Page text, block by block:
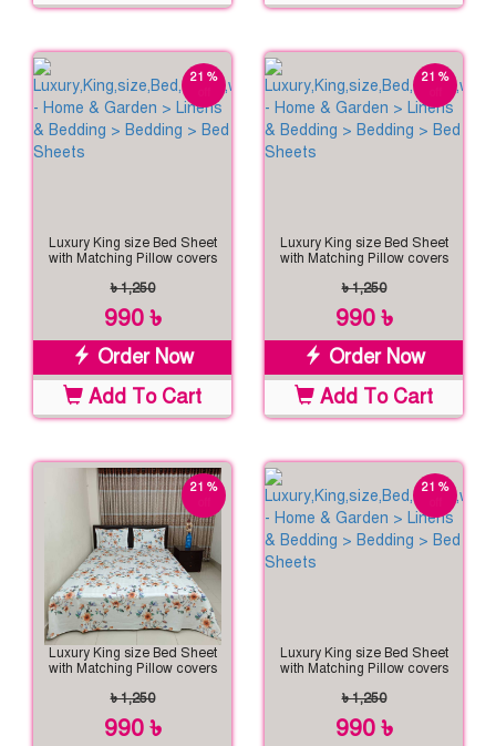
21 %
Luxury King size Bed Sheet
with Matching Pillow covers
৳ 1,250
990 ৳
Order Now
Add To Cart
21 %
Luxury King size Bed Sheet
with Matching Pillow covers
৳ 1,250
990 ৳
Order Now
Add To Cart
21 %
Luxury King size Bed Sheet
with Matching Pillow covers
৳ 1,250
990 ৳
21 %
Luxury King size Bed Sheet
with Matching Pillow covers
৳ 1,250
990 ৳